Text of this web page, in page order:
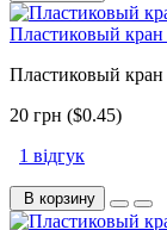
Пластиковый
Пластиковый
20 грн ($0.45)
1 відгук
В корзину